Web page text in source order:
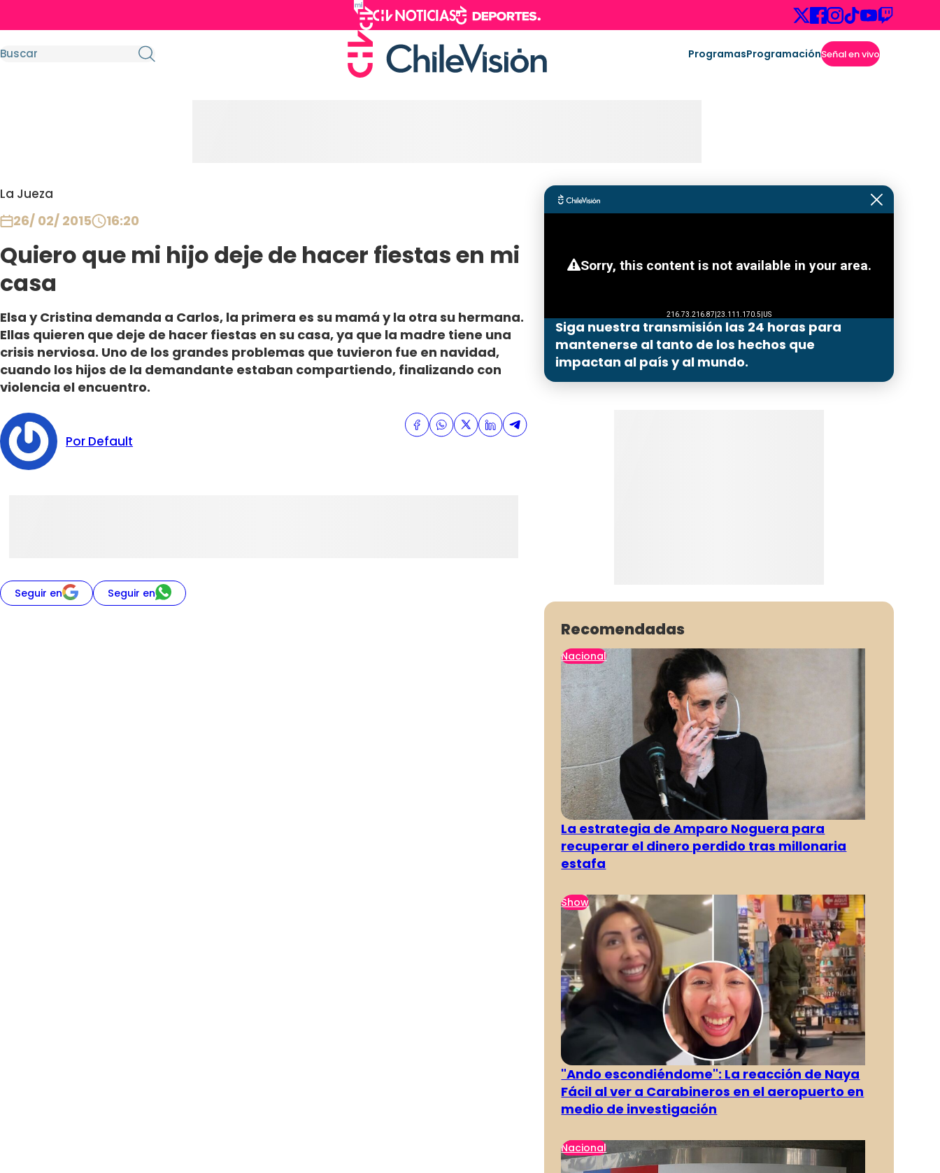
ProgramasProgramaciónSeñal en vivo
La Jueza
26/ 02/ 2015 16:20
Quiero que mi hijo deje de hacer fiestas en mi
casa
Elsa y Cristina demanda a Carlos, la primera es su mamá y la otra su hermana.
Ellas quieren que deje de hacer fiestas en su casa, ya que la madre tiene una
crisis nerviosa. Uno de los grandes problemas que tuvieron fue en navidad,
cuando los hijos de la demandante estaban compartiendo, finalizando con
violencia el encuentro.
Por Default
Seguir en Seguir en
Siga nuestra transmisión las 24 horas para
mantenerse al tanto de los hechos que
impactan al país y al mundo.
Recomendadas
Nacional
La estrategia de Amparo Noguera para
recuperar el dinero perdido tras millonaria
estafa
Show
"Ando escondiéndome": La reacción de Naya
Fácil al ver a Carabineros en el aeropuerto en
medio de investigación
Nacional